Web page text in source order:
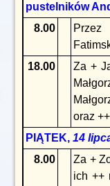
pustelników
8.00
18.00
Za +
oraz
PIĄTEK,14
8.00
Za +
ich ++